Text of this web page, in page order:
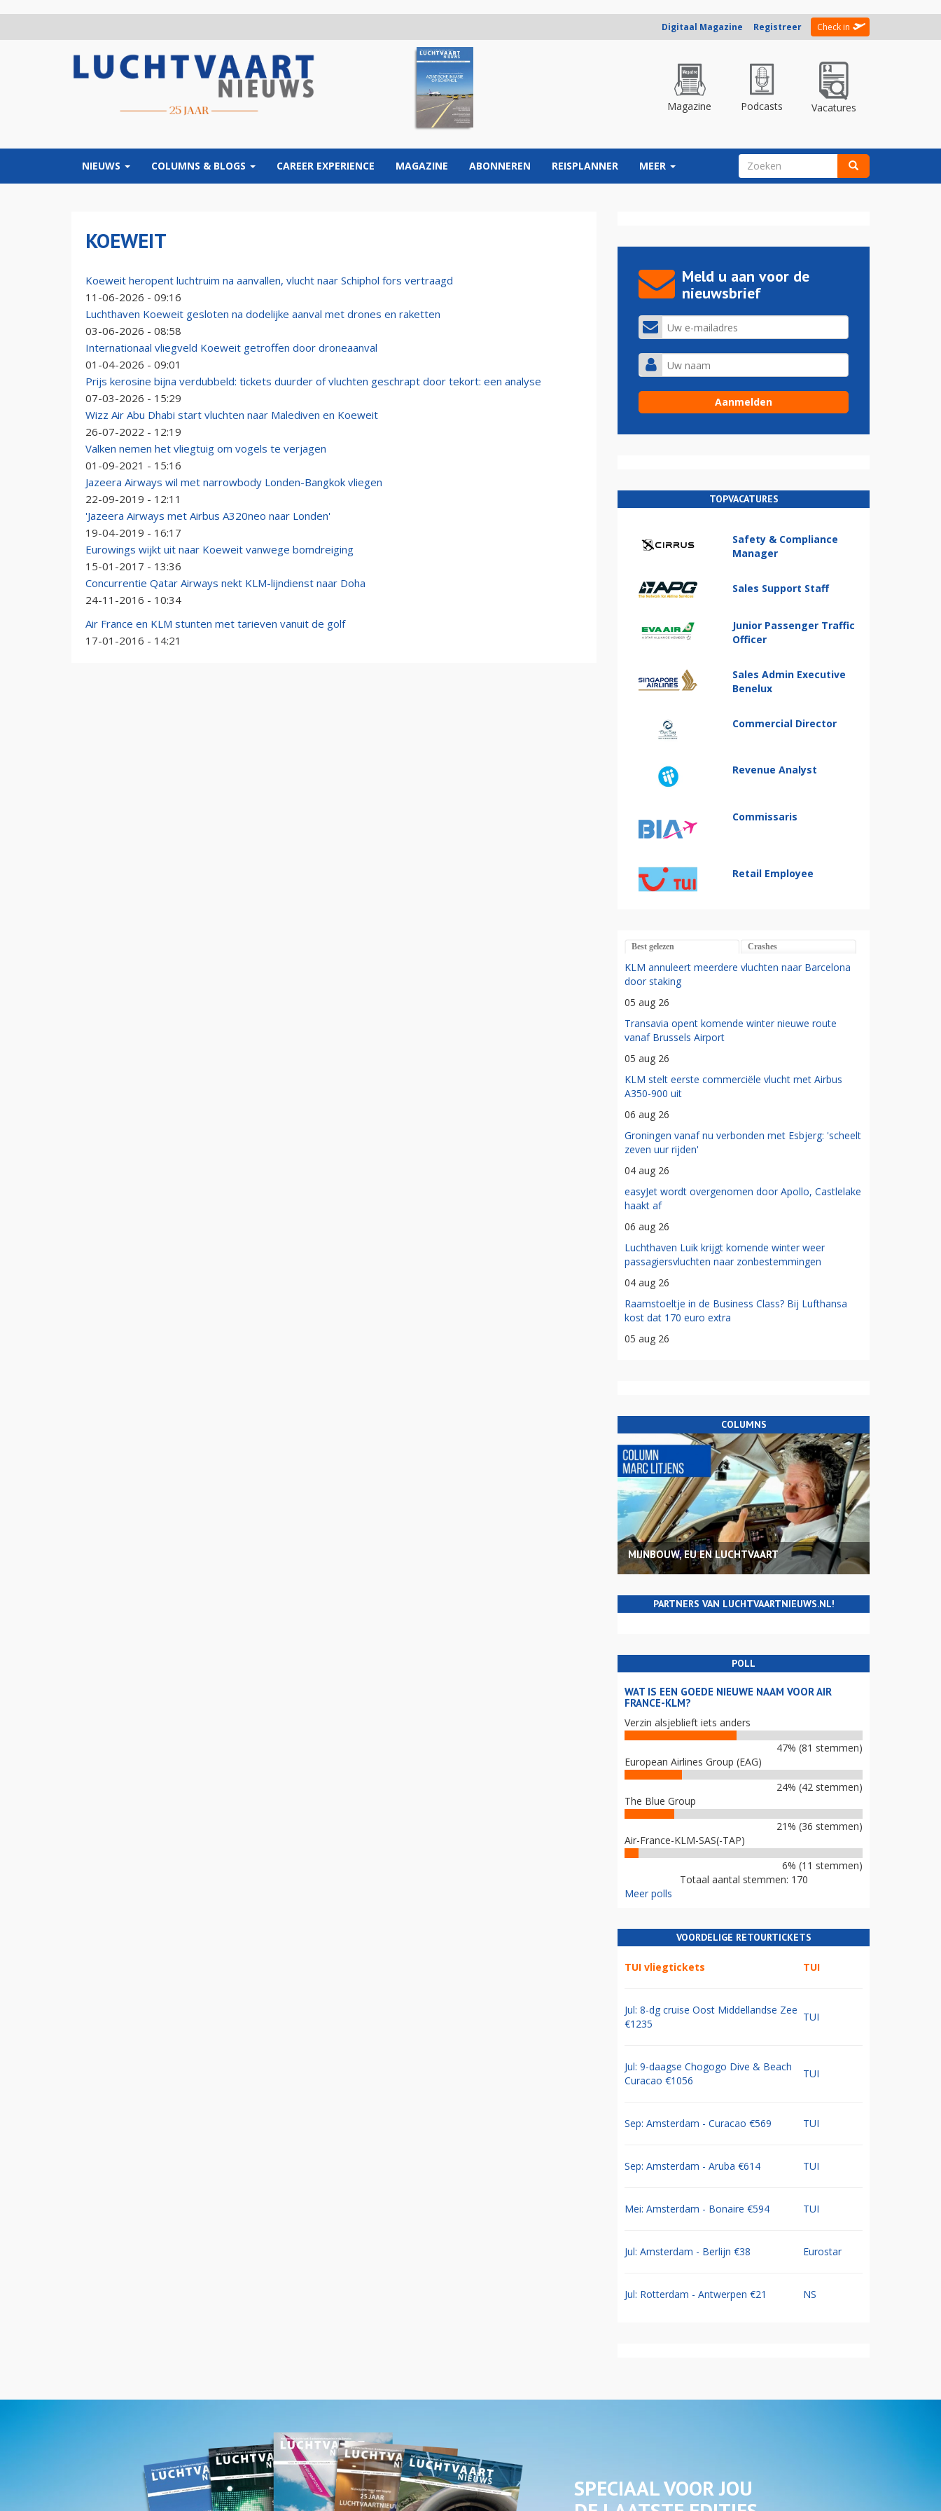
Digitaal Magazine Registreer Check in
Magazine Podcasts Vacatures
NIEUWS COLUMNS & BLOGS CAREER EXPERIENCE MAGAZINE ABONNEREN REISPLANNER MEER ZOEKVELD
KOEWEIT
Koeweit heropent luchtruim na aanvallen, vlucht naar Schiphol fors vertraagd
11-06-2026 - 09:16
Luchthaven Koeweit gesloten na dodelijke aanval met drones en raketten
03-06-2026 - 08:58
Internationaal vliegveld Koeweit getroffen door droneaanval
01-04-2026 - 09:01
Prijs kerosine bijna verdubbeld: tickets duurder of vluchten geschrapt door tekort: een analyse
07-03-2026 - 15:29
Wizz Air Abu Dhabi start vluchten naar Malediven en Koeweit
26-07-2022 - 12:19
Valken nemen het vliegtuig om vogels te verjagen
01-09-2021 - 15:16
Jazeera Airways wil met narrowbody Londen-Bangkok vliegen
22-09-2019 - 12:11
'Jazeera Airways met Airbus A320neo naar Londen'
19-04-2019 - 16:17
Eurowings wijkt uit naar Koeweit vanwege bomdreiging
15-01-2017 - 13:36
Concurrentie Qatar Airways nekt KLM-lijndienst naar Doha
24-11-2016 - 10:34
Air France en KLM stunten met tarieven vanuit de golf
17-01-2016 - 14:21
Meld u aan voor de
nieuwsbrief
TOPVACATURES
Safety & Compliance
Manager
Sales Support Staff
Junior Passenger Traffic
Officer
Sales Admin Executive
Benelux
Commercial Director
Revenue Analyst
Commissaris
Retail Employee
Best gelezen Crashes
KLM annuleert meerdere vluchten naar Barcelona
door staking
05 aug 26
Transavia opent komende winter nieuwe route
vanaf Brussels Airport
05 aug 26
KLM stelt eerste commerciële vlucht met Airbus
A350-900 uit
06 aug 26
Groningen vanaf nu verbonden met Esbjerg: 'scheelt
zeven uur rijden'
04 aug 26
easyJet wordt overgenomen door Apollo, Castlelake
haakt af
06 aug 26
Luchthaven Luik krijgt komende winter weer
passagiersvluchten naar zonbestemmingen
04 aug 26
Raamstoeltje in de Business Class? Bij Lufthansa
kost dat 170 euro extra
05 aug 26
COLUMNS
MIJNBOUW, EU EN LUCHTVAART
PARTNERS VAN LUCHTVAARTNIEUWS.NL!
POLL
WAT IS EEN GOEDE NIEUWE NAAM VOOR AIR
FRANCE-KLM?
Verzin alsjeblieft iets anders
47% (81 stemmen)
European Airlines Group (EAG)
24% (42 stemmen)
The Blue Group
21% (36 stemmen)
Air-France-KLM-SAS(-TAP)
6% (11 stemmen)
Totaal aantal stemmen: 170
Meer polls
VOORDELIGE RETOURTICKETS
TUI vliegtickets TUI
Jul: 8-dg cruise Oost Middellandse Zee
€1235
TUI
Jul: 9-daagse Chogogo Dive & Beach
Curacao €1056
TUI
Sep: Amsterdam - Curacao €569 TUI
Sep: Amsterdam - Aruba €614 TUI
Mei: Amsterdam - Bonaire €594 TUI
Jul: Amsterdam - Berlijn €38 Eurostar
Jul: Rotterdam - Antwerpen €21 NS
SPECIAAL VOOR JOU